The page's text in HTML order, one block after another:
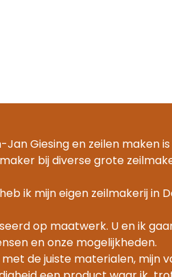
Jan Giesing en zeilen maken
bij diverse grote
ik mijn eigen zeilmakerij in
op maatwerk. U en ik
en onze mogelijkheden.
de juiste materialen, mijn